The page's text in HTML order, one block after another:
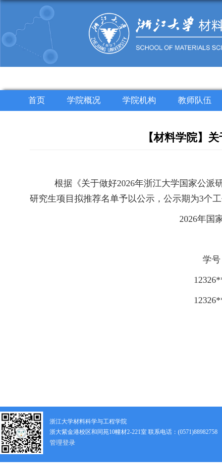
首页 学院概况 学院机构 教师队伍
【材料学院】
根据《关于做好2026年浙江大学国家公派
研究生项目拟推荐名单予以公示，公示期为3个
2026年国
学号
浙江大学材料科学与工程学院
浙大紫金港校区和同苑10幢材2-221室 联系电话：(0571)88982758
管理登录